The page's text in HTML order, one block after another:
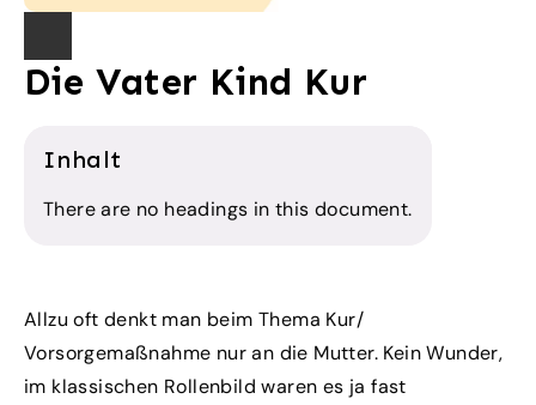
Die Vater Kind Kur
Inhalt
There are no headings in this document.
Allzu oft denkt man beim Thema Kur/
Vorsorgemaßnahme nur an die Mutter. Kein Wunder,
im klassischen Rollenbild waren es ja fast